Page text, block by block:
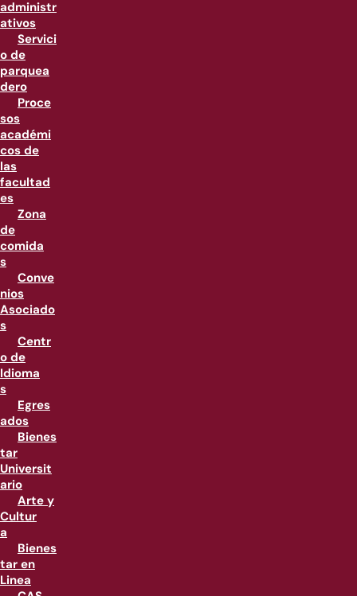
administr
ativos
Servici
o de
parquea
dero
Proce
sos
académi
cos de
las
facultad
es
Zona
de
comida
s
Conve
nios
Asociado
s
Centr
o de
Idioma
s
Egres
ados
Bienes
tar
Universit
ario
Arte y
Cultur
a
Bienes
tar en
Linea